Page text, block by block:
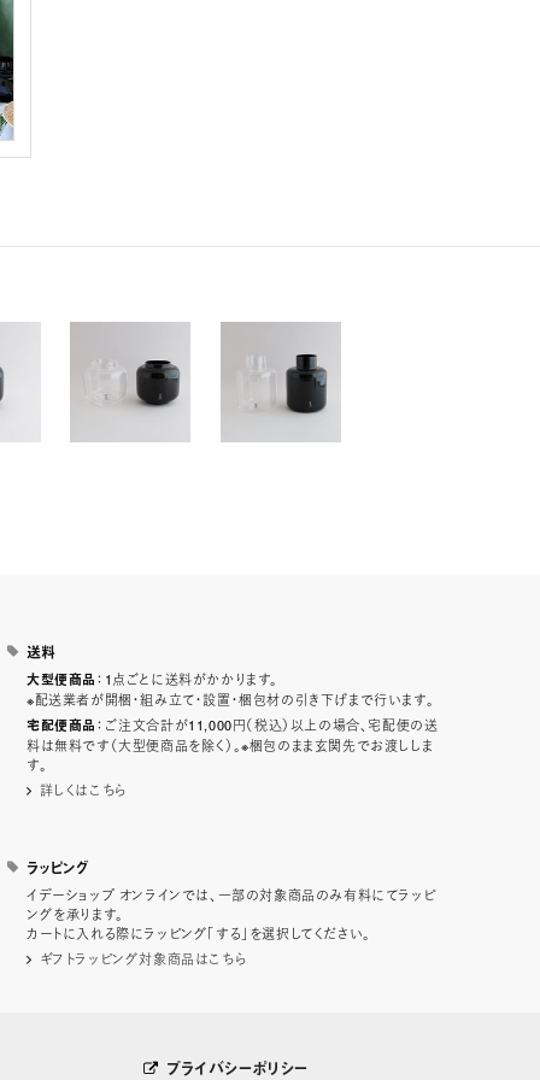
送料
大型便商品 ：1点ごとに送料がかかります。
※配送業者が開梱・組み立て・設置・梱包材の引き下げまで行います。
宅配便商品 ：ご注文合計が11,000円（税込）以上の場合、宅配便の送
料は無料です（大型便商品を除く）。※梱包のまま玄関先でお渡ししま
す。
詳しくはこちら
ラッピング
イデーショップ オンラインでは、一部の対象商品のみ有料にてラッピ
ングを承ります。
カートに入れる際にラッピング「する」を選択してください。
ギフトラッピング対象商品はこちら
プライバシーポリシー